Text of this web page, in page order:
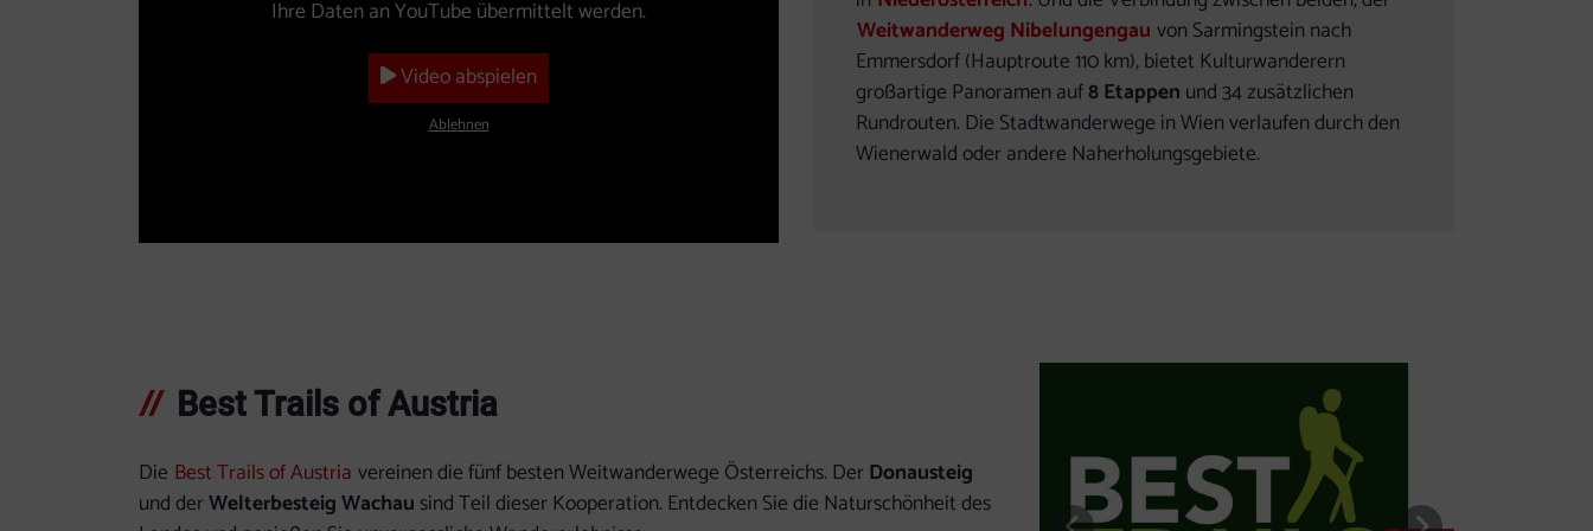
Ihre Daten an YouTube übermittelt werden.
Video abspielen
Ablehnen
Weitwanderweg Nibelungengau von Sarmingstein nach
Emmersdorf (Hauptroute 110 km), bietet Kulturwanderern
großartige Panoramen auf8 Etappen und 34 zusätzlichen
Rundrouten. Die Stadtwanderwege in Wien verlaufen durch den
Wienerwald oder andere Naherholungsgebiete.
Best Trails of Austria
Die Best Trails of Austria vereinen die fünf besten Weitwanderwege Österreichs. Der Donausteig
und derWelterbesteig Wachausind Teil dieser Kooperation. Entdecken Sie die Naturschönheit des